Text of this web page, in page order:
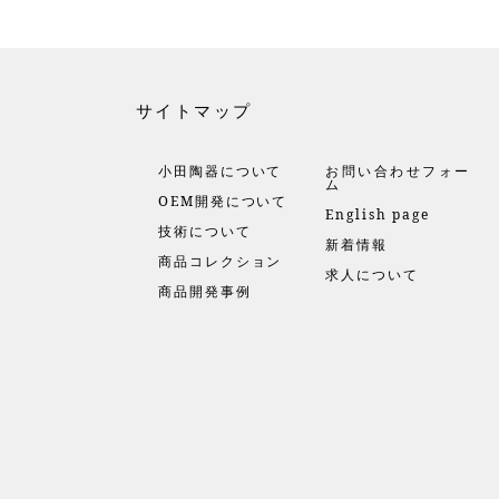
サイトマップ
小田陶器について
OEM開発について
技術について
商品コレクション
商品開発事例
お問い合わせフォー
ム
English page
新着情報
求人について